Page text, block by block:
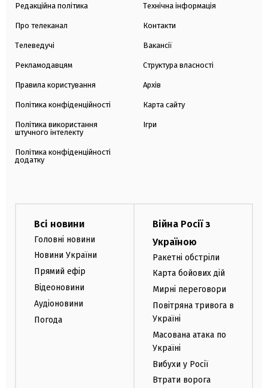
Редакційна політика
Про телеканал
Телеведучі
Рекламодавцям
Правила користування
Політика конфіденційності
Політика використання
штучного інтелекту
Політика конфіденційності
додатку
Технічна інформація
Контакти
Вакансії
Структура власності
Архів
Карта сайту
Ігри
Всі новини
Головні новини
Новини України
Прямий ефір
Відеоновини
Аудіоновини
Погода
Війна Росії з
Україною
Ракетні обстріли
Карта бойових дій
Мирні переговори
Повітряна тривога в
Україні
Масована атака по
Україні
Вибухи у Росії
Втрати ворога